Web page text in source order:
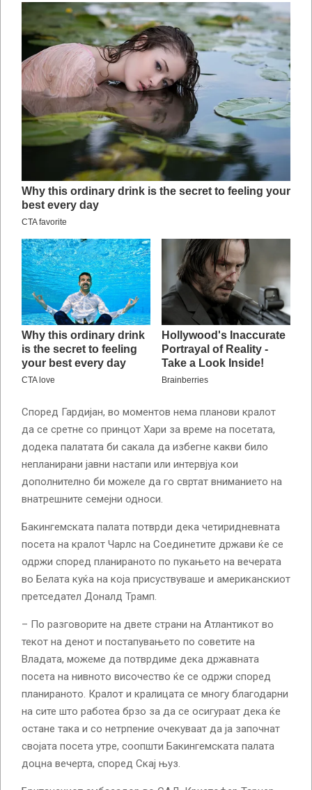
Според Гардијан, во моментов нема планови кралот
да се сретне со принцот Хари за време на посетата,
додека палатата би сакала да избегне какви било
непланирани јавни настапи или интервјуа кои
дополнително би можеле да го свртат вниманието на
внатрешните семејни односи.
Бакингемската палата потврди дека четиридневната
посета на кралот Чарлс на Соединетите држави ќе се
одржи според планираното по пукањето на вечерата
во Белата куќа на која присуствуваше и американскиот
претседател Доналд Трамп.
– По разговорите на двете страни на Атлантикот во
текот на денот и постапувањето по советите на
Владата, можеме да потврдиме дека државната
посета на нивното височество ќе се одржи според
планираното. Кралот и кралицата се многу благодарни
на сите што работеа брзо за да се осигураат дека ќе
остане така и со нетрпение очекуваат да ја започнат
својата посета утре, соопшти Бакингемската палата
доцна вечерта, според Скај њуз.